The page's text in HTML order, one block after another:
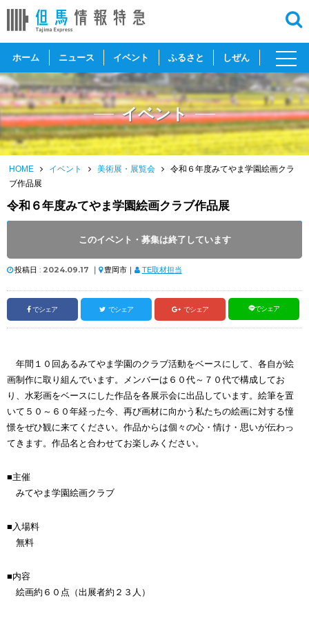
ホーム ニュース イベント ふるさと しぜん
toggle
イベント
HOME イベント 美術展・展覧会
令和６年度みてやま学園絵画クラ
ブ作品展
令和６年度みてやま学園絵画クラブ作品展
このイベント・募集は終了しています
開催時間 : 09:00 ～ 17:00
投稿日 : 2024.09.17 ｜ 豊岡市｜ TE取材担当
でシェア でシェア でシェア でシェア
年間１０回あるみてやま学園のクラブ活動をベースにして、各自が絵
画制作に取り組んでいます。メンバーは６０代～７０代で構成してお
り、水彩画をベースにした作品を各展示会に出品しています。絵筆を置
いて５０～６０年経った今、再び画材に向かう私たちの絵画に対する憧
憬をぜひ観に来てください。作品からは個々の心・情け・思いが伝わっ
てきます。作品名と合わせてお楽しみください。
■主催
みてやま学園絵画クラブ
■入場料
無料
■内容
絵画約６０点（出展者約２３人）